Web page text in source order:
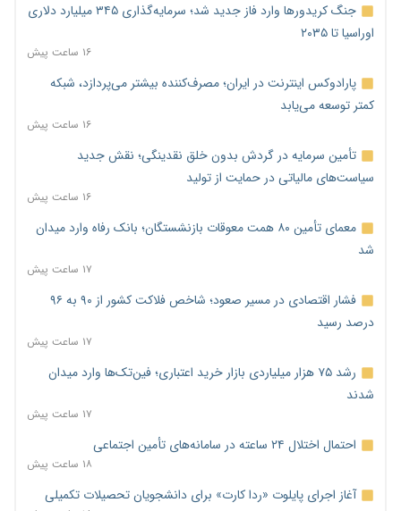
جنگ کریدورها وارد فاز جدید شد؛ سرمایه‌گذاری ۳۴۵ میلیارد دلاری
اوراسیا تا ۲۰۳۵
۱۶ ساعت پیش
پارادوکس اینترنت در ایران؛ مصرف‌کننده بیشتر می‌پردازد، شبکه
کمتر توسعه می‌یابد
۱۶ ساعت پیش
تأمین سرمایه در گردش بدون خلق نقدینگی؛ نقش جدید
سیاست‌های مالیاتی در حمایت از تولید
۱۶ ساعت پیش
معمای تأمین ۸۰ همت معوقات بازنشستگان؛ بانک رفاه وارد میدان
شد
۱۷ ساعت پیش
فشار اقتصادی در مسیر صعود؛ شاخص فلاکت کشور از ۹۰ به ۹۶
درصد رسید
۱۷ ساعت پیش
رشد ۷۵ هزار میلیاردی بازار خرید اعتباری؛ فین‌تک‌ها وارد میدان
شدند
۱۷ ساعت پیش
احتمال اختلال ۲۴ ساعته در سامانه‌های تأمین اجتماعی
۱۸ ساعت پیش
آغاز اجرای پایلوت «ردا کارت» برای دانشجویان تحصیلات تکمیلی